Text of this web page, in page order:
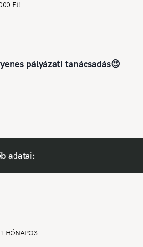
Ft!
pályázati tanácsadás😍
adatai:
HÓNAPOS